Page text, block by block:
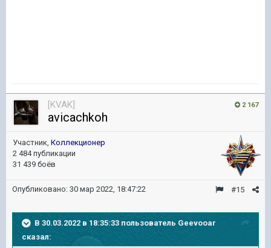
2 167
[KVAK]
avicachkoh
Участник, Коллекционер
2 484 публикации
31 439 боёв
#15
Опубликовано: 30 мар 2022, 18:47:22
В 30.03.2022 в 18:35:33 пользователь Geevooar
сказал: